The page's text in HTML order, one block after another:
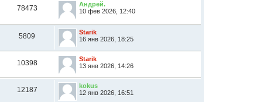
78473
Андрей.
10 фев 2026, 12:40
5809
Starik
16 янв 2026, 18:25
10398
Starik
13 янв 2026, 14:26
12187
kokus
12 янв 2026, 16:51